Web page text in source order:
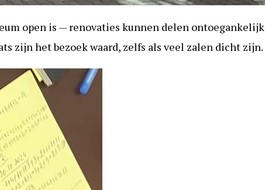
open is — renovaties kunnen delen ontoegankelijk
zijn het bezoek waard, zelfs als veel zalen dicht zijn.